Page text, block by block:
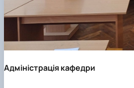
Адміністрація кафедри